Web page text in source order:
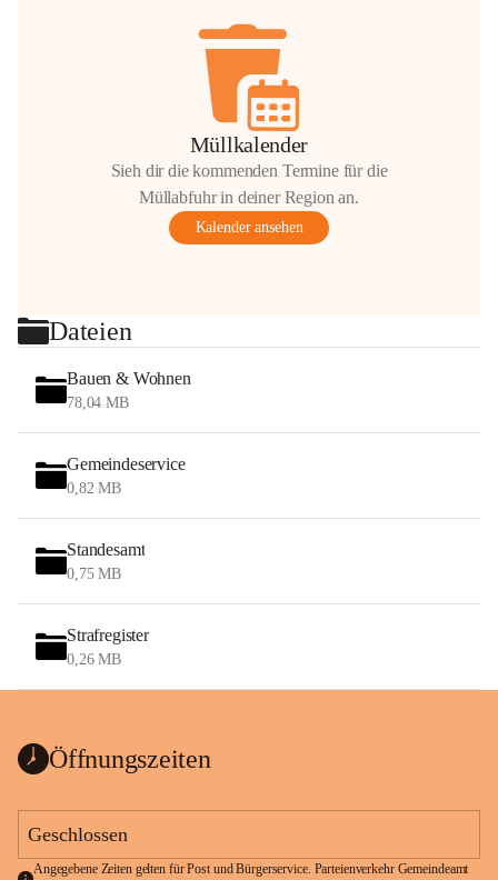
Müllkalender
Sieh dir die kommenden Termine für die
Müllabfuhr in deiner Region an.
Kalender ansehen
Dateien
Bauen & Wohnen
78,04 MB
Gemeindeservice
0,82 MB
Standesamt
0,75 MB
Strafregister
0,26 MB
Öffnungszeiten
Geschlossen
Angegebene Zeiten gelten für Post und Bürgerservice. Parteienverkehr Gemeindeamt